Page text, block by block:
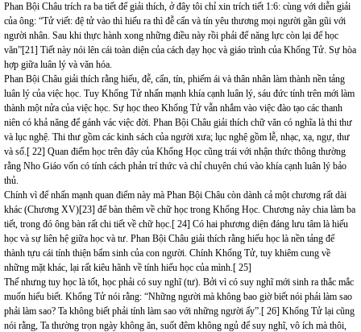
Phan Bội Châu trích ra ba tiết để giải thích, ở đây tôi chỉ xin trích tiết 1:6: cùng với diễn giải
của ông: “Tử viết: đệ tử vào thì hiếu ra thì đễ cẩn và tín yêu thương mọi người gần gũi với
người nhân. Sau khi thực hành xong những điều này rồi phải để năng lực còn lại để học
văn”[21] Tiết này nói lên cái toàn diện của cách dạy học và giáo trình của Khổng Tử. Sự hòa
hợp giữa luân lý và văn hóa.
Phan Bội Châu giải thích rằng hiếu, đễ, cẩn, tín, phiếm ái và thân nhân làm thành nền tảng
luân lý của việc học. Tuy Khổng Tử nhấn mạnh khía cạnh luân lý, sáu đức tính trên mới làm
thành một nửa của việc học. Sự học theo Khổng Tử vẫn nhắm vào việc đào tạo các thanh
niên có khả năng để gánh vác việc đời. Phan Bội Châu giải thích chữ văn có nghĩa là thi thư
và lục nghệ. Thi thư gồm các kinh sách của người xưa; lục nghệ gồm lễ, nhạc, xạ, ngự, thư
và số.[ 22] Quan điểm học trên đây của Khổng Học cũng trái với nhận thức thông thường
rằng Nho Giáo vốn có tính cách phản trí thức và chỉ chuyên chú vào khía cạnh luân lý bảo
thủ.
Chính vì để nhấn mạnh quan điểm này mà Phan Bội Châu còn dành cả một chương rất dài
khác (Chương XV)[23] để bàn thêm về chữ học trong Khổng Học. Chương này chia làm ba
tiết, trong đó ông bàn rất chi tiết về chữ học.[ 24] Có hai phương diện đáng lưu tâm là hiếu
học và sự liên hệ giữa học và tư. Phan Bội Châu giải thích rằng hiếu học là nền tảng để
thành tựu cái tính thiện bẩm sinh của con người. Chính Khổng Tử, tuy khiêm cung về
những mặt khác, lại rất kiêu hãnh về tính hiếu học của mình.[ 25]
Thế nhưng tuy học là tốt, học phải có suy nghĩ (tư). Bởi vì có suy nghĩ mới sinh ra thắc mắc
muốn hiểu biết. Khổng Tử nói rằng: “Những người mà không bao giờ biết nói phải làm sao
phải làm sao? Ta không biết phải tính làm sao với những người ấy”.[ 26] Khổng Tử lại cũng
nói rằng, Ta thường trọn ngày không ăn, suốt đêm không ngủ để suy nghĩ, vô ích mà thôi,